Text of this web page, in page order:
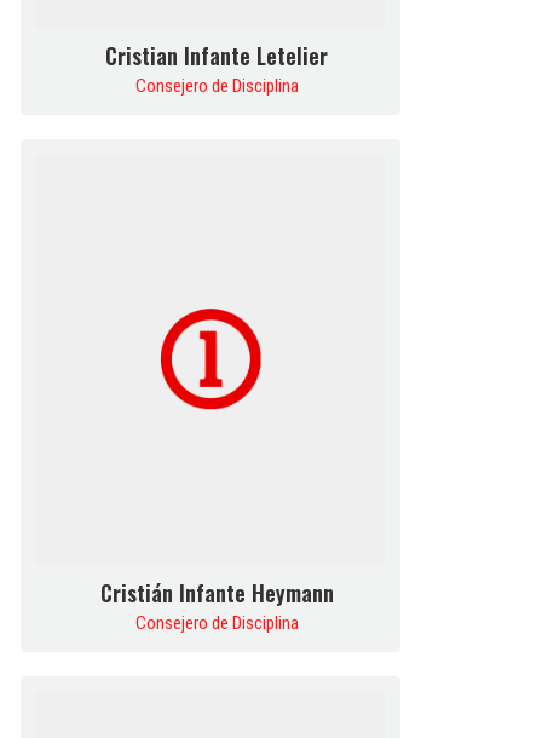
Cristian Infante Letelier
Consejero de Disciplina
Cristián Infante Heymann
Consejero de Disciplina